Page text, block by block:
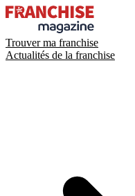
Trouver ma franchise
Actualités de la franchise